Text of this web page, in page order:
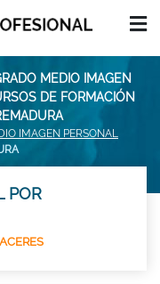
MEDIO IMAGEN
DE FORMACIÓN
IMAGEN PERSONAL
POR